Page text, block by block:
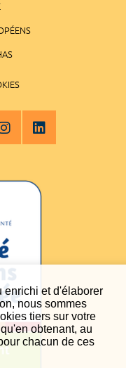
enrichi et d'élaborer
nous sommes
tiers sur votre
obtenant, au
chacun de ces